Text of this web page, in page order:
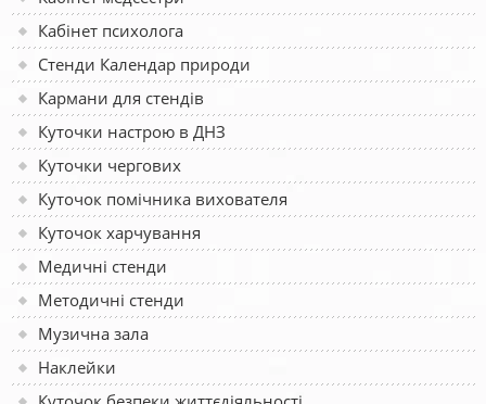
Кабінет психолога
Стенди Календар природи
Кармани для стендів
Куточки настрою в ДНЗ
Куточки чергових
Куточок помічника вихователя
Куточок харчування
Медичні стенди
Методичні стенди
Музична зала
Наклейки